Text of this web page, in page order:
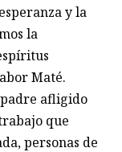
y la
la
Maté.
afligido
que
personas de